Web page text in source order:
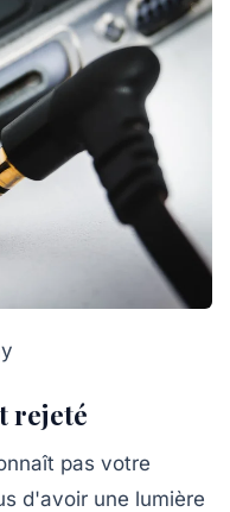
rejeté
pas votre
d'avoir une lumière